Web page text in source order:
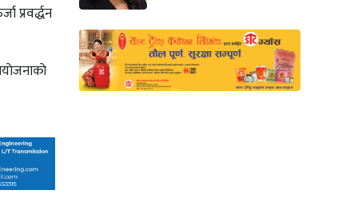
प्रवर्द्धन